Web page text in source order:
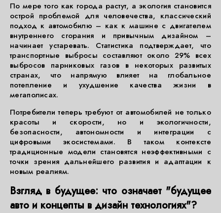
По мере того как города растут, а экология становится
острой проблемой для человечества, классический
подход к автомобилю – как к машине с двигателем
внутреннего сгорания и привычным дизайном –
начинает устаревать. Статистика подтверждает, что
транспортные выбросы составляют около 29% всех
выбросов парниковых газов в некоторых развитых
странах, что напрямую влияет на глобальное
потепление и ухудшение качества жизни в
мегаполисах.
Потребители теперь требуют от автомобилей не только
красоты и скорости, но и экологичности,
безопасности, автономности и интеграции с
цифровыми экосистемами. В таком контексте
традиционные модели становятся неэффективными с
точки зрения дальнейшего развития и адаптации к
новым реалиям.
Взгляд в будущее: что означает "будущее
авто и концепты в дизайн технологиях"?